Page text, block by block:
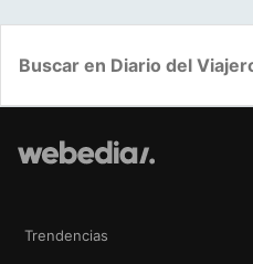
Trendencias